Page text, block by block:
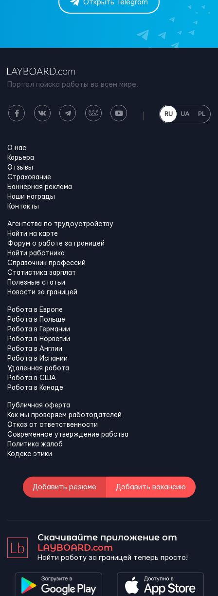
Открыть Telegram
Портал поиска работы во всем мире.
RU UA PL
О нас
Карьера
Отзывы
Страхование
Баннерная реклама
Наши награды
Контакты
Агентства по трудоустройству
Найти на карте
Форум о работе за границей
Найти работника
Справочник профессий
Статистика зарплат
Полезные статьи
Новости за границей
Работа в Европе
Работа в Польше
Работа в Германии
Работа в Норвегии
Работа в Англии
Работа в Испании
Удаленная работа
Работа в США
Работа в Канадe
Публичная оферта
Как мы проверяем работодателей
Отказ от ответственности
Современное утверждение рабства
Политика жалоб
Кодекс этики
Добавить резюме Добавить вакансию
Скачивайте приложение от
LAYBOARD.com
Найти работу за границей теперь просто!